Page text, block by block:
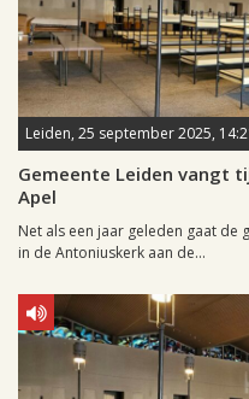
Leiden, 25 september 2025,
Gemeente Leiden vangt
Apel
Net als een jaar geleden gaat de
in de Antoniuskerk aan de...